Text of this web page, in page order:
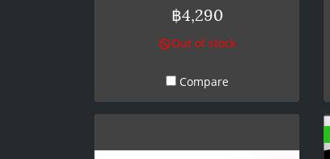
Simply fill your washout keg with
a mixture of Star San and warm
normal, and open your tap. We
recommend letting the mixture
฿4,290
Out of stock
Compare